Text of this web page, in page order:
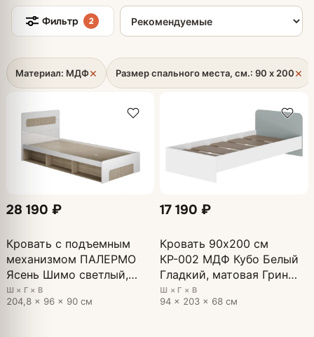
Фильтр 2
Сортировка товаров
Материал: МДФ× Размер спального места, см.: 90 х 200×
28 190 ₽
Кровать с подъемным
механизмом ПАЛЕРМО
Ясень Шимо светлый,
глянцевая Белый
Ш × Г × В
204,8 × 96 × 90 см
17 190 ₽
Кровать 90х200 см
КР-002 МДФ Кубо Белый
Гладкий, матовая Грин
Грей Софт
Ш × Г × В
94 × 203 × 68 см